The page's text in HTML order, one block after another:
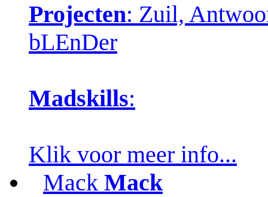
Projecten: Zuil,
bLEnDer
Madskills:
Klik voor meer info...
Mack Mack